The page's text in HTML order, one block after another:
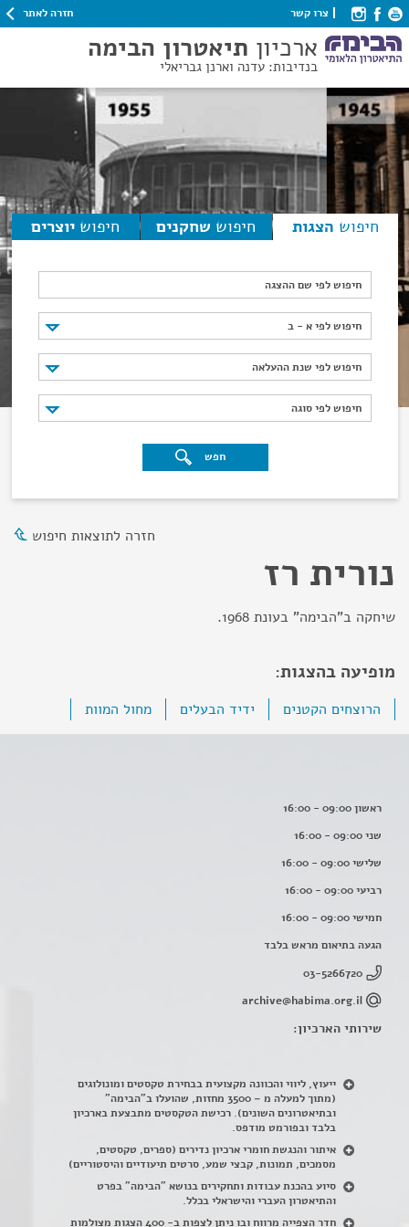
צרו קשר חזרה לאתר
ארכיון תיאטרון הבימה
בנדיבות: עדנה וארנן גבריאלי
חיפוש הצגות חיפוש שחקנים חיפוש יוצרים
חיפוש לפי שם ההצגה
חיפוש לפי א - ב
חיפוש לפי א - ב
חיפוש לפי שנת ההעלאה
חיפוש לפי שנת ההעלאה
חיפוש לפי סוגה
חיפוש לפי סוגה
חפש
חזרה לתוצאות חיפוש
נורית רז
שיחקה ב"הבימה" בעונת 1968.
מופיעה בהצגות:
הרוצחים הקטנים ידיד הבעלים מחול המוות
ראשון 09:00 - 16:00
שני 09:00 - 16:00
שלישי 09:00 - 16:00
רביעי 09:00 - 16:00
חמישי 09:00 - 16:00
הגעה בתיאום מראש בלבד
03-5266720
archive@habima.org.il
שירותי הארכיון:
ייעוץ, ליווי והכוונה מקצועית בבחירת טקסטים ומונולוגים
(מתוך למעלה מ – 3500 מחזות, שהועלו ב"הבימה"
ובתיאטרונים השונים). רכישת הטקסטים מתבצעת בארכיון
בלבד ובפורמט מודפס.
איתור והנגשת חומרי ארכיון נדירים (ספרים, טקסטים,
מסמכים, תמונות, קבצי שמע, סרטים תיעודיים והיסטוריים)
סיוע בהכנת עבודות ותחקירים בנושא "הבימה" בפרט
והתיאטרון העברי והישראלי בכלל.
חדר הצפייה מרווח ובו ניתן לצפות ב- 400 הצגות מצולמות